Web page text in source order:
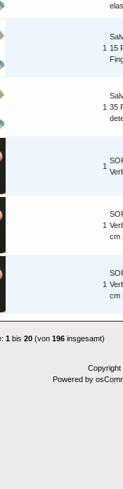
1
15
1 35
1
1
cm
1
cm
1 bis 20 (von 196 insgesamt)
Powered by